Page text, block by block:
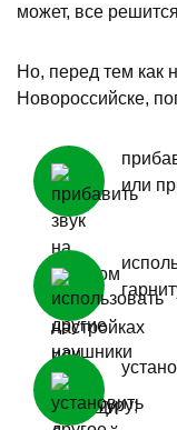
может, все
Но, перед тем как
Новороссийске,
или